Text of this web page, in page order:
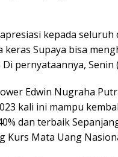
kepada
Supaya bisa
pernyataannya, Senin
Edwin Nugraha
kali ini mampu
dan terbaik
Kurs Mata Uang